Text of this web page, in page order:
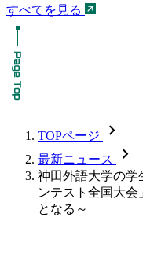
すべてを見る
TOPページ chevron_forward
最新ニュース chevron_forward
神田外語大学の学
ンテスト全国大
となる～